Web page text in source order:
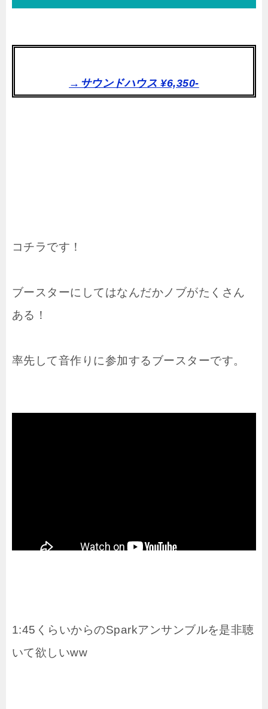
→サウンドハウス ¥6,350-
コチラです！
ブースターにしてはなんだかノブがたくさん
ある！
率先して音作りに参加するブースターです。
1:45くらいからのSparkアンサンブルを是非聴
いて欲しいww